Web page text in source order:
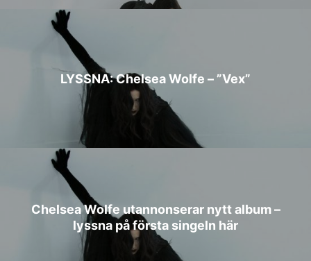
LYSSNA: Chelsea Wolfe – ”Vex”
Chelsea Wolfe utannonserar nytt album –
lyssna på första singeln här